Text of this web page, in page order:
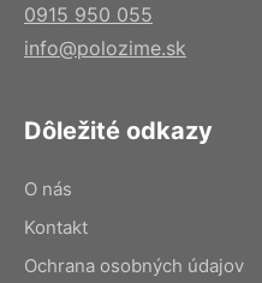
0915 950 055
info@polozime.sk
Dôležité odkazy
O nás
Kontakt
Ochrana osobných údajov